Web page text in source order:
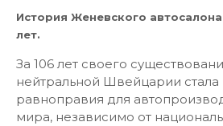
История Женевского
лет.
За 106 лет своего
нейтральной Швейцарии стала
равноправия для
мира, независимо от